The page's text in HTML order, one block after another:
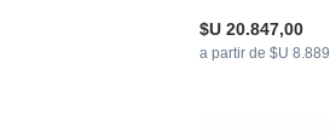
$U 20.847,00
a partir de $U 8.889